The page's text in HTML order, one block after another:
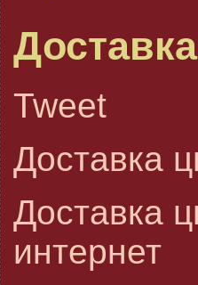
Tweet
Доставка
Доставка
интернет